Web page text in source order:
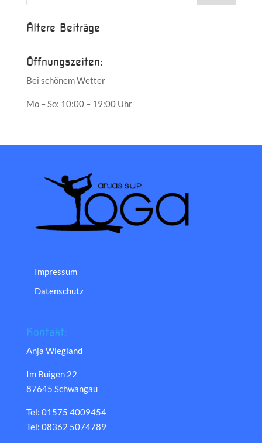
Ältere Beiträge
Öffnungszeiten:
Bei schönem Wetter
Mo – So: 10:00 – 19:00 Uhr
Impressum
Datenschutz
Kontakt:
Anja Wiegland
Im Buigen 22
87645 Schwangau
Tel: 01575 4009454
Tel: 08362 5074789